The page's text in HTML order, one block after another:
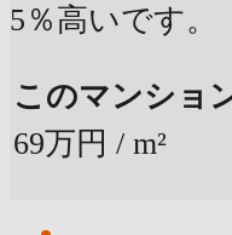
5％高いです。
このマンショ
69万円 / m²